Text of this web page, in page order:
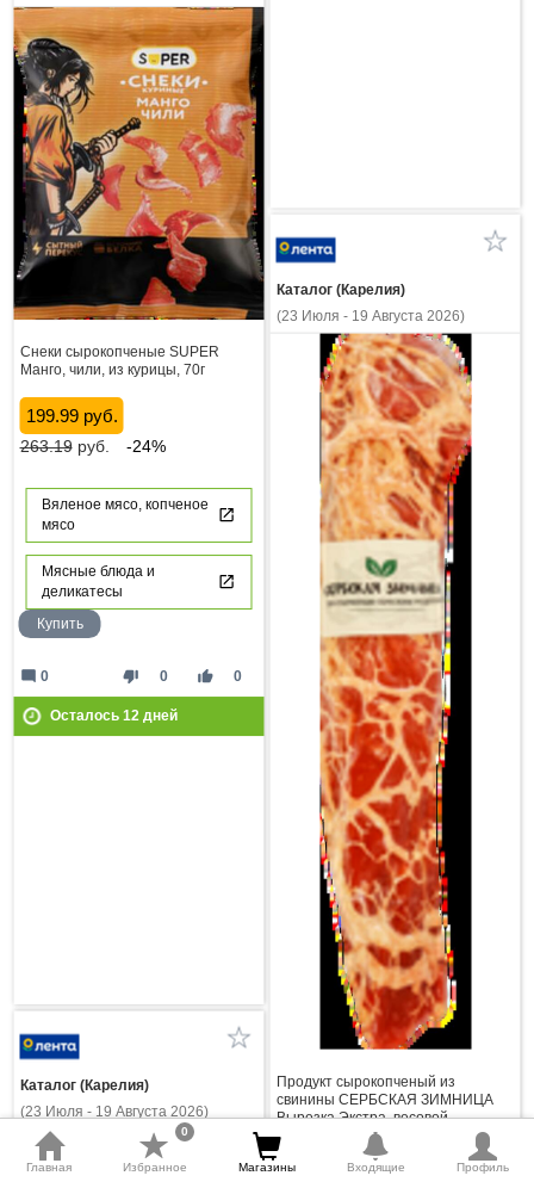
Снеки сырокопченые SUPER
Манго, чили, из курицы, 70г
199.99 руб.
263.19руб. -24%
Вяленое мясо, копченое
мясо
Мясные блюда и
деликатесы
Купить
thumb_down 0 thumb_up 0
mode_comment 0
Осталось 12дней
Каталог (Карелия)
(23 Июля - 19 Августа 2026)
Продукт сырокопченый из
свинины СЕРБСКАЯ ЗИМНИЦА
Вырезка Экстра, весовой
650 руб.
Каталог (Карелия)
(23 Июля - 19 Августа 2026)
Главная Избранное
0
Магазины Входящие Профиль